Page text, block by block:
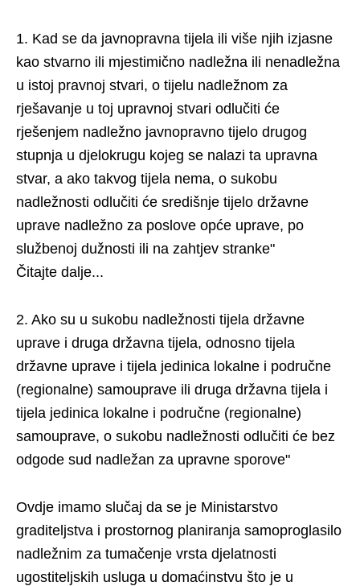
1. Kad se da javnopravna tijela ili više njih izjasne
kao stvarno ili mjestimično nadležna ili nenadležna
u istoj pravnoj stvari, o tijelu nadležnom za
rješavanje u toj upravnoj stvari odlučiti će
rješenjem nadležno javnopravno tijelo drugog
stupnja u djelokrugu kojeg se nalazi ta upravna
stvar, a ako takvog tijela nema, o sukobu
nadležnosti odlučiti će središnje tijelo državne
uprave nadležno za poslove opće uprave, po
službenoj dužnosti ili na zahtjev stranke"
Čitajte dalje...
2. Ako su u sukobu nadležnosti tijela državne
uprave i druga državna tijela, odnosno tijela
državne uprave i tijela jedinica lokalne i područne
(regionalne) samouprave ili druga državna tijela i
tijela jedinica lokalne i područne (regionalne)
samouprave, o sukobu nadležnosti odlučiti će bez
odgode sud nadležan za upravne sporove"
Ovdje imamo slučaj da se je Ministarstvo
graditeljstva i prostornog planiranja samoproglasilo
nadležnim za tumačenje vrsta djelatnosti
ugostiteljskih usluga u domaćinstvu što je u